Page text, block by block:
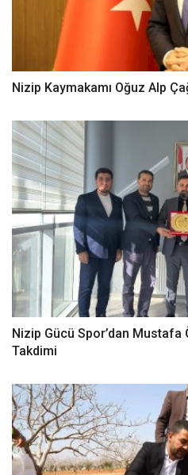
Nizip Kaymakamı Oğuz Alp
Nizip Gücü Spor’dan Mustafa
Takdimi